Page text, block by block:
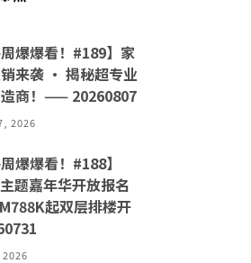
周爆爆看！#189】家
来袭 · 揭秘超专业
商！—— 20260807
2026
爆爆看！#188】
题嘉年华开放报名
起双层排楼开